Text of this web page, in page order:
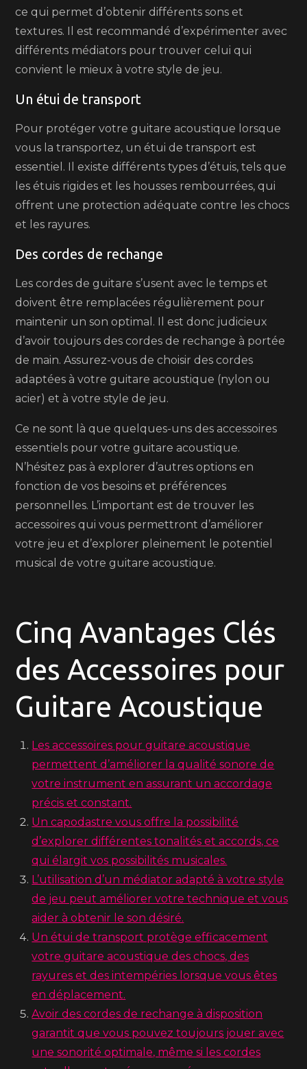
ce qui permet d’obtenir différents sons et
textures. Il est recommandé d’expérimenter avec
différents médiators pour trouver celui qui
convient le mieux à votre style de jeu.
Un étui de transport
Pour protéger votre guitare acoustique lorsque
vous la transportez, un étui de transport est
essentiel. Il existe différents types d’étuis, tels que
les étuis rigides et les housses rembourrées, qui
offrent une protection adéquate contre les chocs
et les rayures.
Des cordes de rechange
Les cordes de guitare s’usent avec le temps et
doivent être remplacées régulièrement pour
maintenir un son optimal. Il est donc judicieux
d’avoir toujours des cordes de rechange à portée
de main. Assurez-vous de choisir des cordes
adaptées à votre guitare acoustique (nylon ou
acier) et à votre style de jeu.
Ce ne sont là que quelques-uns des accessoires
essentiels pour votre guitare acoustique.
N’hésitez pas à explorer d’autres options en
fonction de vos besoins et préférences
personnelles. L’important est de trouver les
accessoires qui vous permettront d’améliorer
votre jeu et d’explorer pleinement le potentiel
musical de votre guitare acoustique.
Cinq Avantages Clés
des Accessoires pour
Guitare Acoustique
Les accessoires pour guitare acoustique
permettent d’améliorer la qualité sonore de
votre instrument en assurant un accordage
précis et constant.
Un capodastre vous offre la possibilité
d’explorer différentes tonalités et accords, ce
qui élargit vos possibilités musicales.
L’utilisation d’un médiator adapté à votre style
de jeu peut améliorer votre technique et vous
aider à obtenir le son désiré.
Un étui de transport protège efficacement
votre guitare acoustique des chocs, des
rayures et des intempéries lorsque vous êtes
en déplacement.
Avoir des cordes de rechange à disposition
garantit que vous pouvez toujours jouer avec
une sonorité optimale, même si les cordes